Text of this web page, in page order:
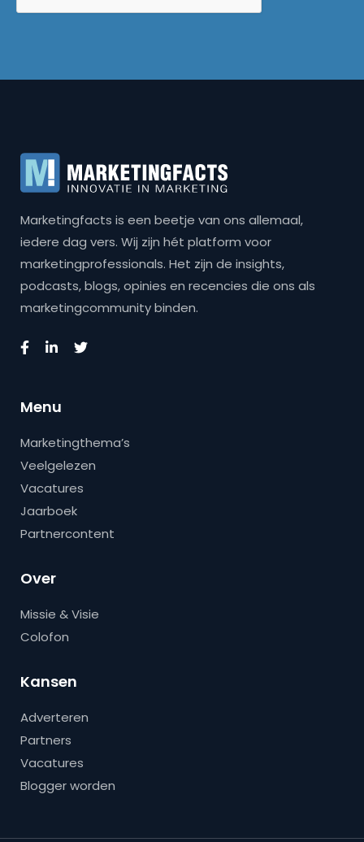
Marketingfacts is een beetje van ons allemaal,
iedere dag vers. Wij zijn hét platform voor
marketingprofessionals. Het zijn de insights,
podcasts, blogs, opinies en recencies die ons als
marketingcommunity binden.
Menu
Marketingthema’s
Veelgelezen
Vacatures
Jaarboek
Partnercontent
Over
Missie & Visie
Colofon
Kansen
Adverteren
Partners
Vacatures
Blogger worden